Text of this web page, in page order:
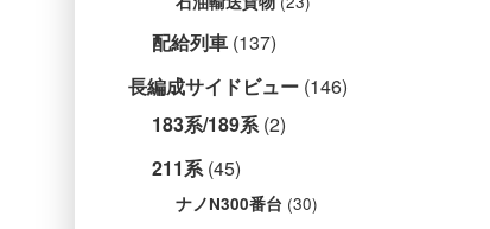
配給列車 (137)
長編成サイドビュー (146)
183系/189系(2)
211系(45)
ナノN300番台 (30)